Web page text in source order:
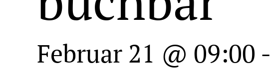
Februar 21 @ 09:00 -